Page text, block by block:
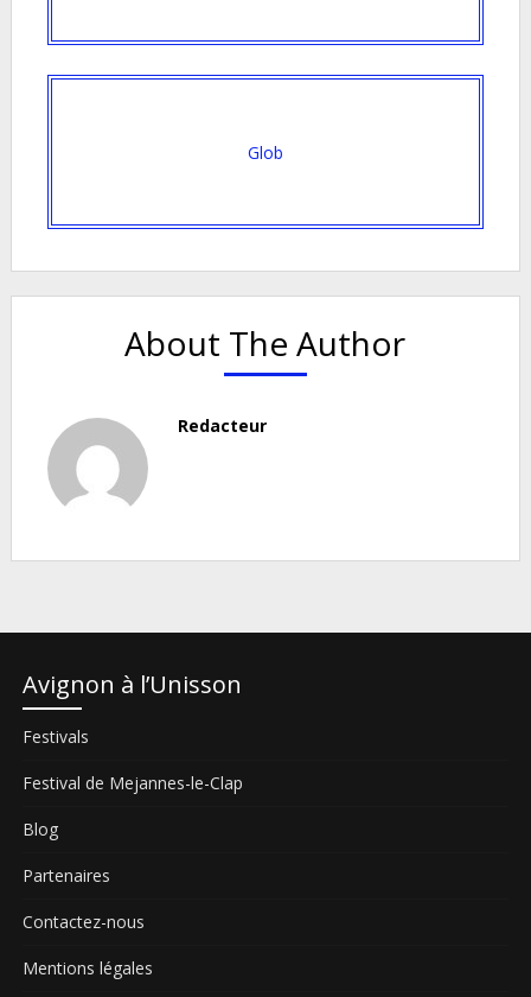
Glob
About The Author
Redacteur
Avignon à l’Unisson
Festivals
Festival de Mejannes-le-Clap
Blog
Partenaires
Contactez-nous
Mentions légales